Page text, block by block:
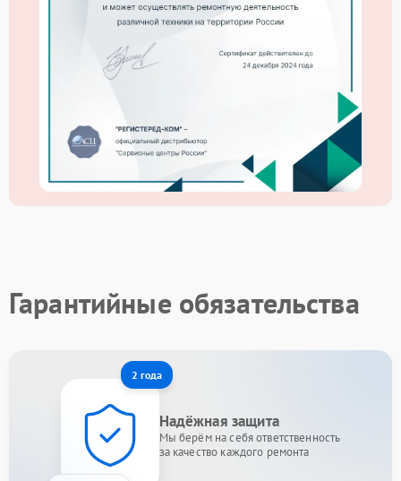
Гарантийные обязательства
2 года
Надёжная защита
Мы берём на себя ответственность
за качество каждого ремонта